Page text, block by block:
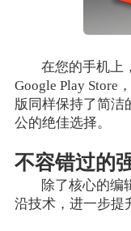
在您的手机上
Google Play Store
版同样保持了简洁
公的绝佳选择。
不容错过的
除了核心的编
沿技术，进一步提